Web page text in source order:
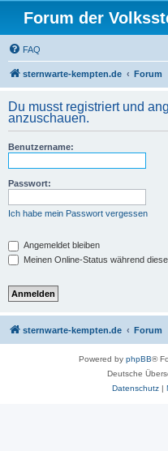
Forum der
FAQ
sternwarte-kempten.de Forum
Du musst registriert und
anzuschauen.
Benutzername:
Passwort:
Ich habe mein Passwort vergessen
Angemeldet bleiben
Meinen Online-Status während
sternwarte-kempten.de Forum
Powered by phpBB®
Deutsche
Datenschutz|